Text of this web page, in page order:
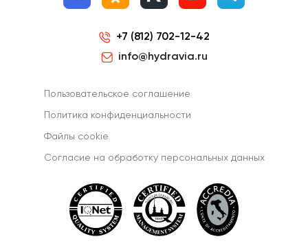
+7 (812) 702-12-42
info@hydravia.ru
Пользовательское соглашение
Политика конфиденциальности
Файлы cookie
Согласиe на обработку персональных данных